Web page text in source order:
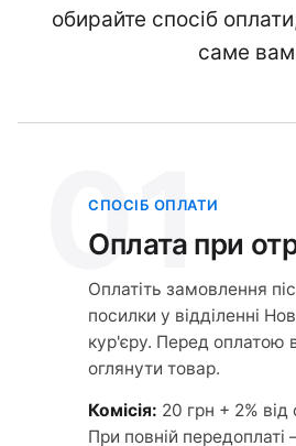
обирайте спосіб
саме вам
01
СПОСІБ ОПЛАТИ
Оплата при
Оплатіть замовлення
посилки у відділенні
кур'єру. Перед оплатою
оглянути товар.
Комісія: 20 грн + 2%
При повній передоплаті